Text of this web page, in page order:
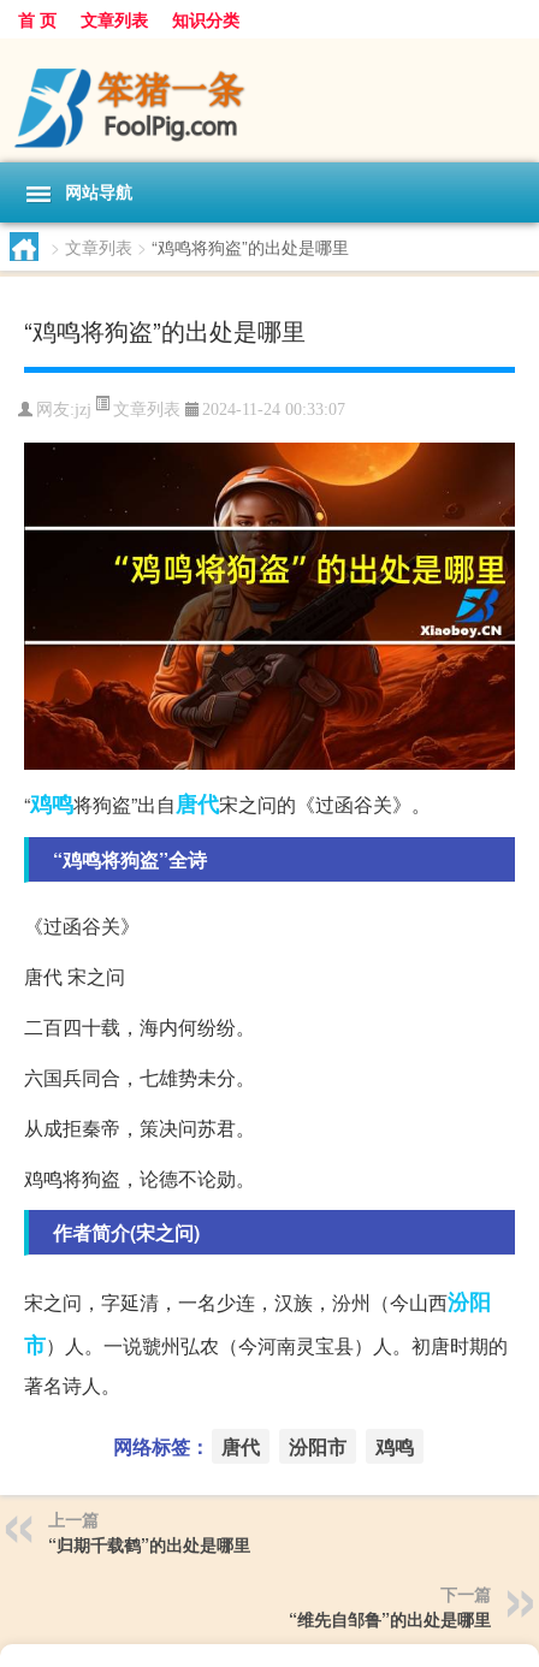
首 页 文章列表 知识分类
网站导航
> 文章列表 > “鸡鸣将狗盗”的出处是哪里
“鸡鸣将狗盗”的出处是哪里
网友:jzj 文章列表 2024-11-24 00:33:07
“鸡鸣将狗盗”出自唐代宋之问的《过函谷关》。
“鸡鸣将狗盗”全诗
《过函谷关》
唐代 宋之问
二百四十载，海内何纷纷。
六国兵同合，七雄势未分。
从成拒秦帝，策决问苏君。
鸡鸣将狗盗，论德不论勋。
作者简介(宋之问)
宋之问，字延清，一名少连，汉族，汾州（今山西汾阳
市）人。一说虢州弘农（今河南灵宝县）人。初唐时期的
著名诗人。
网络标签： 唐代 汾阳市 鸡鸣
上一篇
“归期千载鹤”的出处是哪里
下一篇
“维先自邹鲁”的出处是哪里